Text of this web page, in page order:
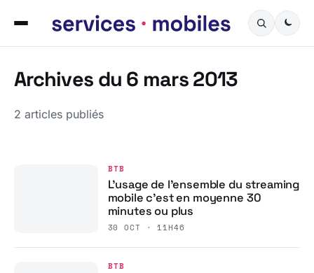
Archives du 6 mars 2013
2 articles publiés
BTB
L’usage de l’ensemble du streaming
mobile c’est en moyenne 30
minutes ou plus
30 OCT · 11H46
BTB